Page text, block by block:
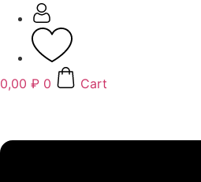
0,00 ₽ 0 Cart